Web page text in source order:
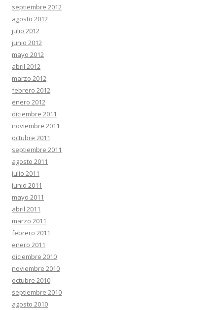
septiembre 2012
agosto 2012
julio 2012
junio 2012
mayo 2012
abril 2012
marzo 2012
febrero 2012
enero 2012
diciembre 2011
noviembre 2011
octubre 2011
septiembre 2011
agosto 2011
julio 2011
junio 2011
mayo 2011
abril 2011
marzo 2011
febrero 2011
enero 2011
diciembre 2010
noviembre 2010
octubre 2010
septiembre 2010
agosto 2010